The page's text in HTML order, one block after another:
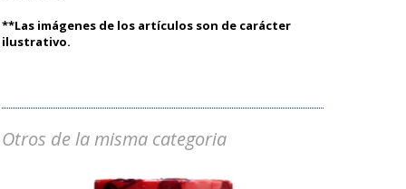
**Las imágenes de los artículos son de carácter
ilustrativo.
Otros de la misma categoria